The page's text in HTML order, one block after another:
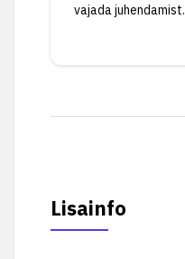
vajada juhendamist.
Lisainfo